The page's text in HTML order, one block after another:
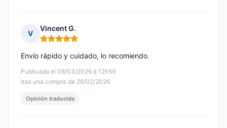
V
Vincent G.
Nota: 5 de 5
Publicado el 08/03/2026 à 12h59
tras una compra de 26/02/2026
Envío rápido y cuidado, lo recomiendo.
Opinión traducida